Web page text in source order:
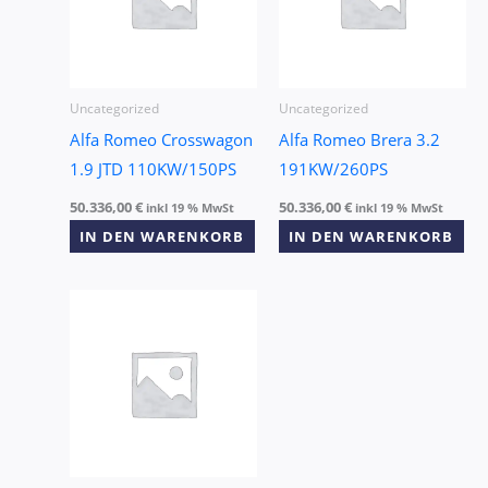
Uncategorized
Alfa Romeo Crosswagon
1.9 JTD 110KW/150PS
50.336,00€ inkl 19 % MwSt
IN DEN WARENKORB
Uncategorized
Alfa Romeo Brera 3.2
191KW/260PS
50.336,00€ inkl 19 % MwSt
IN DEN WARENKORB